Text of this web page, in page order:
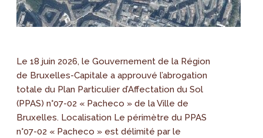
Le 18 juin 2026, le Gouvernement de la Région
de Bruxelles-Capitale a approuvé l’abrogation
totale du Plan Particulier d’Affectation du Sol
(PPAS) n°07-02 « Pacheco » de la Ville de
Bruxelles. Localisation Le périmètre du PPAS
n°07-02 « Pacheco » est délimité par le